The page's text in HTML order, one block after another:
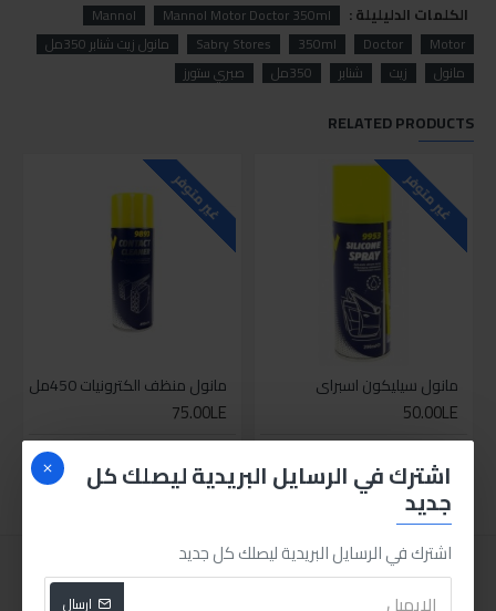
اشترك في الرسايل البريدية ليصلك كل
جديد
اشترك في الرسايل البريدية ليصلك كل جديد
ارسال
الكلمات الدليليلة : Mannol Motor Doctor 350ml
Mannol
Motor
Doctor
350ml
Sabry Stores
مانول زيت شنابر 350مل
مانول
زيت شنابر 350مل صبري ستورز
RELATED PRODUCTS
غير متوفر
مانول سيليكون اسبراي
50.00LE
غير متوفر
مانول منظف الكترونيات 450مل
75.00LE